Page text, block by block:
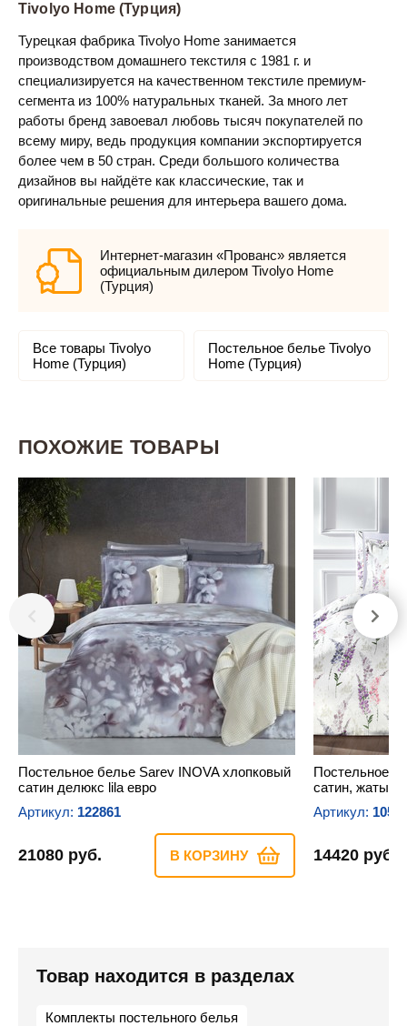
Tivolyo Home (Турция)
Турецкая фабрика Tivolyo Home занимается
производством домашнего текстиля с 1981 г. и
специализируется на качественном текстиле премиум-
сегмента из 100% натуральных тканей. За много лет
работы бренд завоевал любовь тысяч покупателей по
всему миру, ведь продукция компании экспортируется
более чем в 50 стран. Среди большого количества
дизайнов вы найдёте как классические, так и
оригинальные решения для интерьера вашего дома.
Интернет-магазин «Прованс» является
официальным дилером Tivolyo Home
(Турция)
Все товары Tivolyo
Home (Турция)
Постельное белье Tivolyo
Home (Турция)
ПОХОЖИЕ ТОВАРЫ
Постельное белье Sarev INOVA хлопковый
сатин делюкс lila евро
Артикул: 122861
21080 руб. В КОРЗИНУ
Постельное
сатин, жатый
Артикул:
14420 руб.
Товар находится в разделах
Комплекты постельного белья